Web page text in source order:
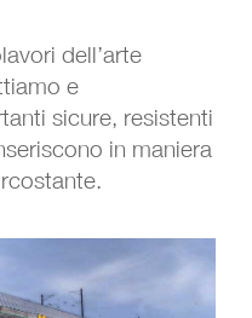
dell’arte
e
sicure, resistenti
in maniera